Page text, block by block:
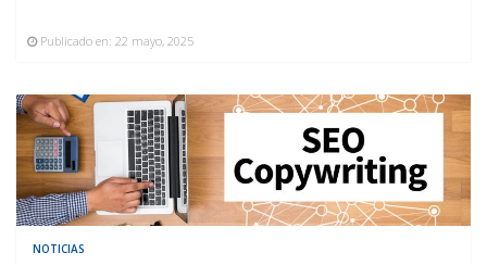
Publicado en: 22 mayo, 2025
NOTICIAS